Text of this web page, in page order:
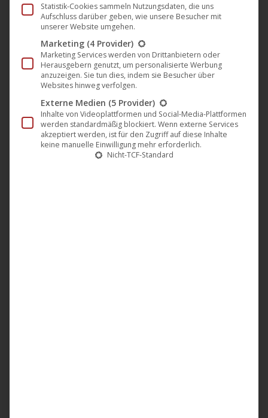
Statistik-Cookies sammeln Nutzungsdaten, die uns
Aufschluss darüber geben, wie unsere Besucher mit
unserer Website umgehen.
Marketing (4 Provider)
Marketing Services werden von Drittanbietern oder
Herausgebern genutzt, um personalisierte Werbung
anzuzeigen. Sie tun dies, indem sie Besucher über
Websites hinweg verfolgen.
Externe Medien (5 Provider)
Inhalte von Videoplattformen und Social-Media-Plattformen
werden standardmäßig blockiert. Wenn externe Services
akzeptiert werden, ist für den Zugriff auf diese Inhalte
keine manuelle Einwilligung mehr erforderlich.
Nicht-TCF-Standard